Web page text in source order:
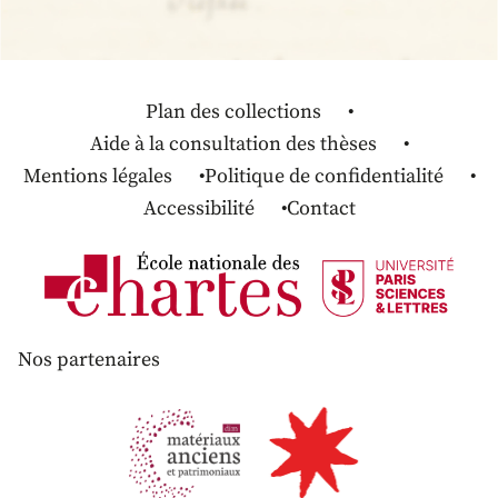
Plan des collections
Aide à la consultation des thèses
Mentions légales
Politique de confidentialité
Accessibilité
Contact
Nos partenaires